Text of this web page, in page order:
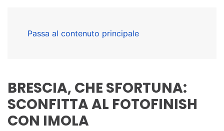
Passa al contenuto principale
BRESCIA, CHE SFORTUNA:
SCONFITTA AL FOTOFINISH
CON IMOLA